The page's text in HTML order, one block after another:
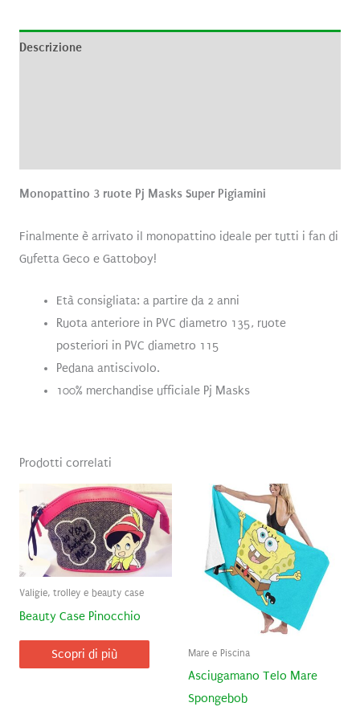
Descrizione
Monopattino 3 ruote Pj Masks Super Pigiamini
Finalmente è arrivato il monopattino ideale per tutti i fan di
Gufetta Geco e Gattoboy!
Età consigliata: a partire da 2 anni
Ruota anteriore in PVC diametro 135, ruote
posteriori in PVC diametro 115
Pedana antiscivolo.
100% merchandise ufficiale Pj Masks
Prodotti correlati
Valigie, trolley e beauty case
Beauty Case Pinocchio
Scopri di più Mare e Piscina
Asciugamano Telo Mare
Spongebob